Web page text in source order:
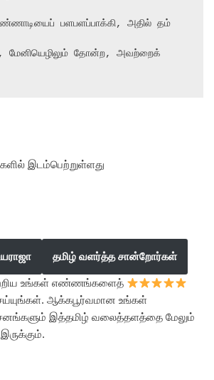
பளபளப்பாக்கி, அதில் தம்
மேனியெழிலும் தோன்ற, அவற்றைக்
இடம்பெற்றுள்ளது
தமிழ் வளர்த்த சான்றோர்கள்
உங்கள் எண்ணங்களைத்
ஆக்கபூர்வமான உங்கள்
இத்தமிழ் வலைத்தளத்தை மேலும்